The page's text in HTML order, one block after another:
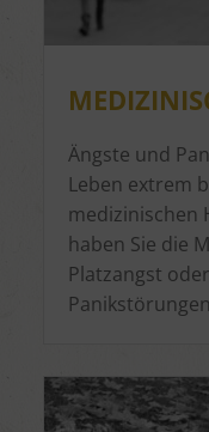
Ängste und
Leben extrem
medizinischen
haben Sie die
Platzangst